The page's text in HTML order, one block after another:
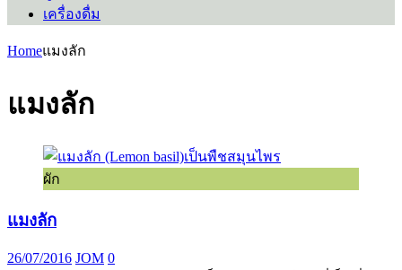
เครื่องดื่ม
Homeแมงลัก
แมงลัก
ผัก
แมงลัก
26/07/2016 JOM 0